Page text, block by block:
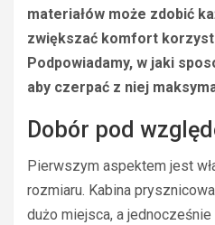
materiałów może zdobić
zwiększać komfort
Podpowiadamy, w jaki
aby czerpać z niej
Dobór pod
Pierwszym aspektem jest
rozmiaru. Kabina
dużo miejsca, a